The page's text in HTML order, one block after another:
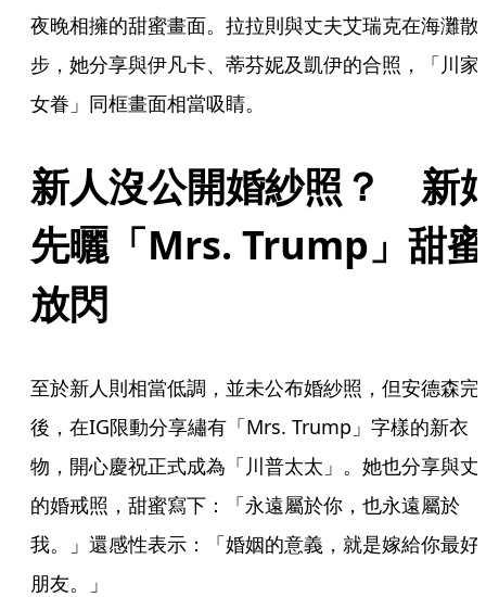
夜晚相擁的甜蜜畫面。拉拉則與丈夫艾瑞克在海灘散
步，她分享與伊凡卡、蒂芬妮及凱伊的合照，「川家
女眷」同框畫面相當吸睛。
新人沒公開婚紗照？　新
先曬「Mrs. Trump」甜蜜
放閃
至於新人則相當低調，並未公布婚紗照，但安德森完
後，在IG限動分享繡有「Mrs. Trump」字樣的新衣
物，開心慶祝正式成為「川普太太」。她也分享與丈
的婚戒照，甜蜜寫下：「永遠屬於你，也永遠屬於
我。」還感性表示：「婚姻的意義，就是嫁給你最好
朋友。」